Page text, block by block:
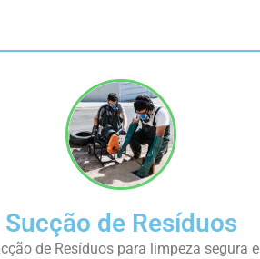
Sucção de Resíduos
de Resíduos para limpeza segura e